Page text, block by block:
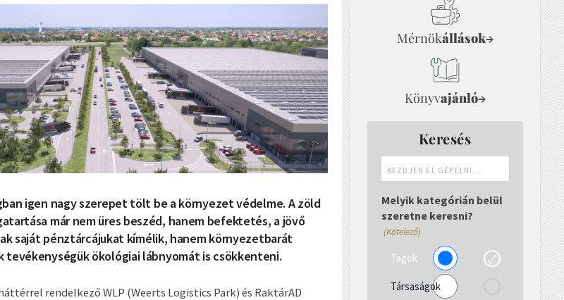
igen nagy szerepet tölt be a környezet védelme. A zöld
már nem üres beszéd, hanem befektetés, a jövő
saját pénztárcájukat kímélik, hanem környezetbarát
tevékenységük ökológiai lábnyomát is csökkenteni.
rendelkező WLP (Weerts Logistics Park) és RaktárAD
Mérnökállások→
Könyvajánló→
Keresés
el
gépelni...
Melyik kategórián belül
szeretne keresni?
(Kötelező)
Tagok
Társaságok